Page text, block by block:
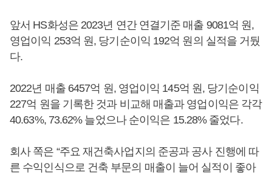
앞서 HS화성은 2023년 연간 연결기준 매출 9081억 원,
영업이익 253억 원, 당기순이익 192억 원의 실적을 거뒀
다.
2022년 매출 6457억 원, 영업이익 145억 원, 당기순이익
227억 원을 기록한 것과 비교해 매출과 영업이익은 각각
40.63%, 73.62% 늘었으나 순이익은 15.28% 줄었다.
회사 쪽은 “주요 재건축사업지의 준공과 공사 진행에 따
른 수익인식으로 건축 부문의 매출이 늘어 실적이 좋아